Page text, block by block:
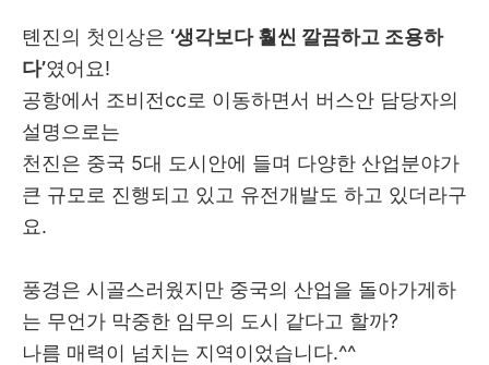
톈진의 첫인상은 ‘생각보다 훨씬 깔끔하고 조용하
다’였어요!
공항에서 조비전cc로 이동하면서 버스안 담당자의
설명으로는
천진은 중국 5대 도시안에 들며 다양한 산업분야가
큰 규모로 진행되고 있고 유전개발도 하고 있더라구
요.
풍경은 시골스러웠지만 중국의 산업을 돌아가게하
는 무언가 막중한 임무의 도시 같다고 할까?
나름 매력이 넘치는 지역이었습니다.^^